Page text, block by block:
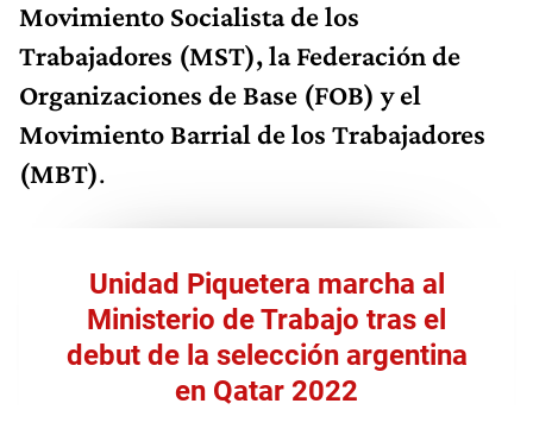
Movimiento Socialista de los
Trabajadores (MST), la Federación de
Organizaciones de Base (FOB) y el
Movimiento Barrial de los Trabajadores
(MBT).
Unidad Piquetera marcha al
Ministerio de Trabajo tras el
debut de la selección argentina
en Qatar 2022